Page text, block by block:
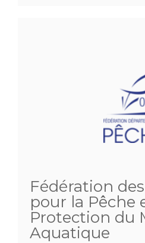
Fédération
pour la Pêche
Protection du
Aquatique